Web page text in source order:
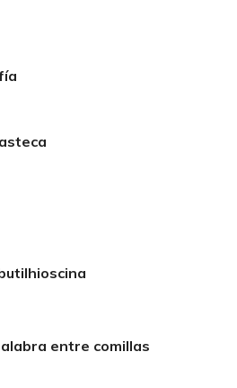
entre comillas